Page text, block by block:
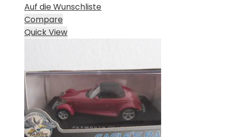
Auf die Wunschliste
Compare
Quick View